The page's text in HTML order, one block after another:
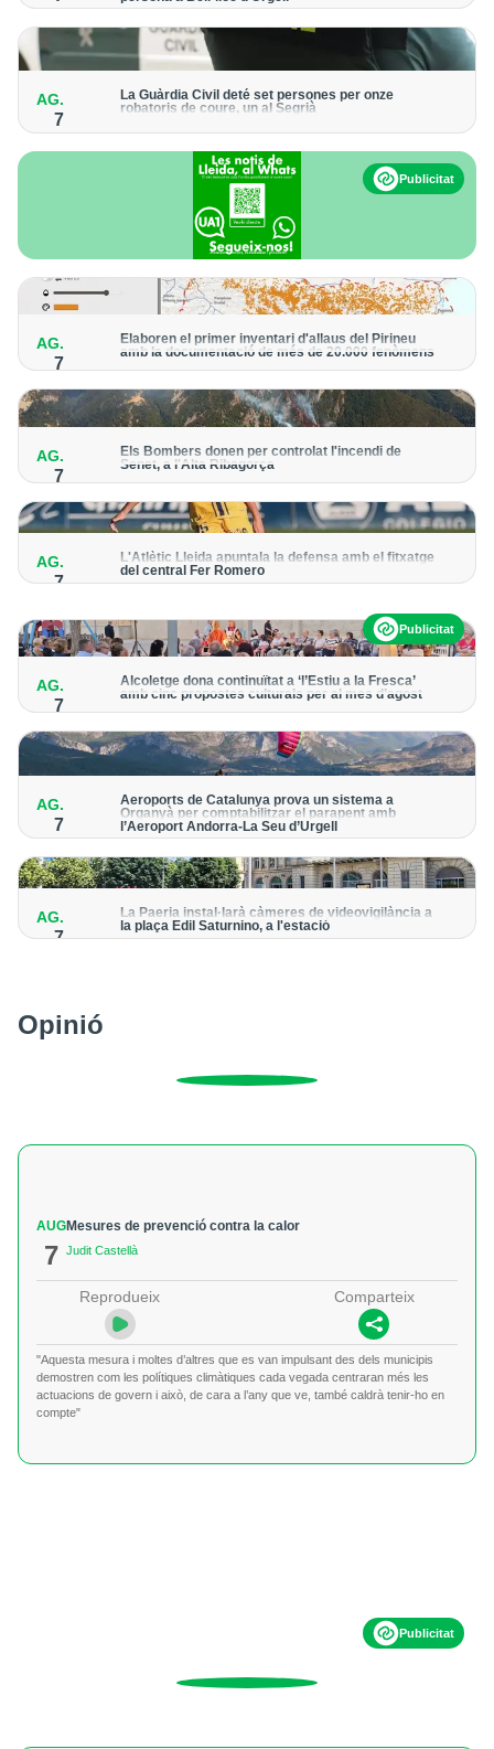
forma progressiva
AG.
7
La Guàrdia Civil deté set persones per onze
robatoris de coure, un al Segrià
Publicitat
AG.
7
Elaboren el primer inventari d'allaus del Pirineu
amb la documentació de més de 20.000 fenòmens
Obra de l'Institut Cartogràfic i Geològic de Catalunya, amb
AG.
7
Els Bombers donen per controlat l'incendi de
Senet, a l'Alta Ribagorça
El cos manté la vigilància de la zona amb drons i mitjans aeris
AG.
7
L'Atlètic Lleida apuntala la defensa amb el fitxatge
del central Fer Romero
Publicitat
AG.
7
Alcoletge dona continuïtat a ‘l’Estiu a la Fresca’
amb cinc propostes culturals per al mes d’agost
Un dels grans protagonistes de la programació serà
AG.
7
Aeroports de Catalunya prova un sistema a
Organyà per comptabilitzar el parapent amb
l’Aeroport Andorra-La Seu d’Urgell
mòbil per donar pas als avions amb vols instrumentals
AG.
7
La Paeria instal·larà càmeres de videovigilància a
la plaça Edil Saturnino, a l'estació
Opinió
AUG
7
Mesures de prevenció contra la calor
Judit Castellà
Reprodueix Comparteix
"Aquesta mesura i moltes d’altres que es van impulsant des dels municipis
demostren com les polítiques climàtiques cada vegada centraran més les
actuacions de govern i això, de cara a l’any que ve, també caldrà tenir-ho en
compte"
Publicitat